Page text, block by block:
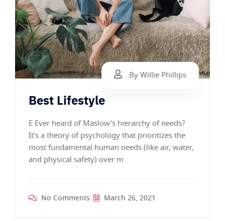
By Willie Phillips
Best Lifestyle
E Ever heard of Maslow’s hierarchy of needs?
It’s a theory of psychology that prioritizes the
most fundamental human needs (like air, water,
and physical safety) over m
No Comments March 26, 2021